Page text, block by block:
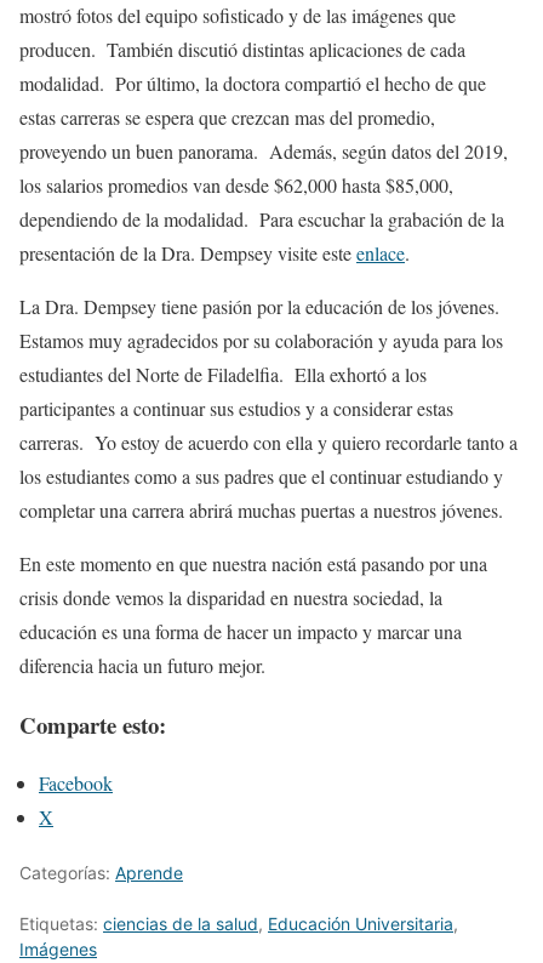
mostró fotos del equipo sofisticado y de las imágenes que
producen. También discutió distintas aplicaciones de cada
modalidad. Por último, la doctora compartió el hecho de que
estas carreras se espera que crezcan mas del promedio,
proveyendo un buen panorama. Además, según datos del 2019,
los salarios promedios van desde $62,000 hasta $85,000,
dependiendo de la modalidad. Para escuchar la grabación de la
presentación de la Dra. Dempsey visite esteenlace.
La Dra. Dempsey tiene pasión por la educación de los jóvenes.
Estamos muy agradecidos por su colaboración y ayuda para los
estudiantes del Norte de Filadelfia. Ella exhortó a los
participantes a continuar sus estudios y a considerar estas
carreras. Yo estoy de acuerdo con ella y quiero recordarle tanto a
los estudiantes como a sus padres que el continuar estudiando y
completar una carrera abrirá muchas puertas a nuestros jóvenes.
En este momento en que nuestra nación está pasando por una
crisis donde vemos la disparidad en nuestra sociedad, la
educación es una forma de hacer un impacto y marcar una
diferencia hacia un futuro mejor.
Comparte esto:
Facebook
X
Categorías: Aprende
Etiquetas: ciencias de la salud, Educación Universitaria,
Imágenes